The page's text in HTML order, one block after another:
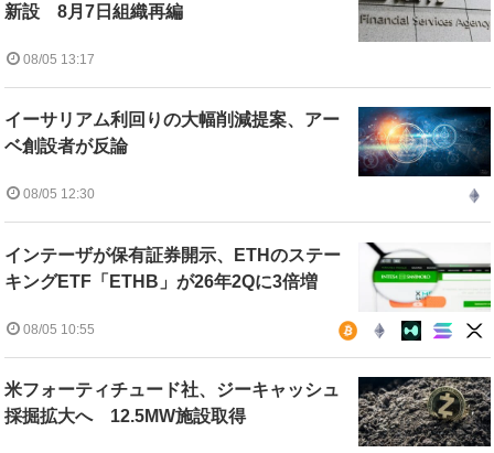
新設 8月7日組織再編
08/05 13:17
イーサリアム利回りの大幅削減提案、アー
ベ創設者が反論
08/05 12:30
インテーザが保有証券開示、ETHのステー
キングETF「ETHB」が26年2Qに3倍増
08/05 10:55
米フォーティチュード社、ジーキャッシュ
採掘拡大へ 12.5MW施設取得